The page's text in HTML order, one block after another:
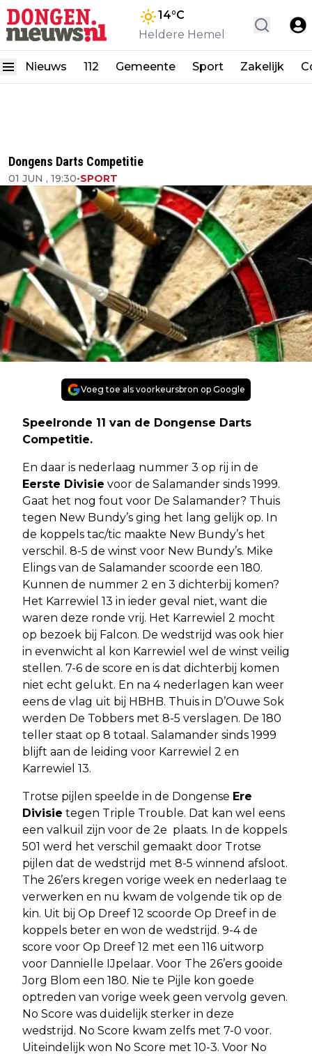
14°C
Heldere Hemel
Nieuws 112 Gemeente Sport Zakelijk
Dongens Darts Competitie
01 JUN , 19:30•SPORT
Voeg toe als voorkeursbron op Google
Speelronde 11 van de Dongense Darts
Competitie.
En daar is nederlaag nummer 3 op rij in de
Eerste Divisie voor de Salamander sinds 1999.
Gaat het nog fout voor De Salamander? Thuis
tegen New Bundy’s ging het lang gelijk op. In
de koppels tac/tic maakte New Bundy’s het
verschil. 8-5 de winst voor New Bundy’s. Mike
Elings van de Salamander scoorde een 180.
Kunnen de nummer 2 en 3 dichterbij komen?
Het Karrewiel 13 in ieder geval niet, want die
waren deze ronde vrij. Het Karrewiel 2 mocht
op bezoek bij Falcon. De wedstrijd was ook hier
in evenwicht al kon Karrewiel wel de winst veilig
stellen. 7-6 de score en is dat dichterbij komen
niet echt gelukt. En na 4 nederlagen kan weer
eens de vlag uit bij HBHB. Thuis in D’Ouwe Sok
werden De Tobbers met 8-5 verslagen. De 180
teller staat op 8 totaal. Salamander sinds 1999
blijft aan de leiding voor Karrewiel 2 en
Karrewiel 13.
Trotse pijlen speelde in de Dongense Ere
Divisie tegen Triple Trouble. Dat kan wel eens
een valkuil zijn voor de 2e plaats. In de koppels
501 werd het verschil gemaakt door Trotse
pijlen dat de wedstrijd met 8-5 winnend afsloot.
The 26’ers kregen vorige week en nederlaag te
verwerken en nu kwam de volgende tik op de
kin. Uit bij Op Dreef 12 scoorde Op Dreef in de
koppels beter en won de wedstrijd. 9-4 de
score voor Op Dreef 12 met een 116 uitworp
voor Dannielle IJpelaar. Voor The 26’ers gooide
Jorg Blom een 180. Nie te Pijle kon goede
optreden van vorige week geen vervolg geven.
No Score was duidelijk sterker in deze
wedstrijd. No Score kwam zelfs met 7-0 voor.
Uiteindelijk won No Score met 10-3. Voor No